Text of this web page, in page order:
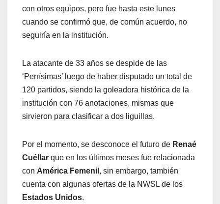
con otros equipos, pero fue hasta este lunes
cuando se confirmó que, de común acuerdo, no
seguiría en la institución.
La atacante de 33 años se despide de las
‘Perrísimas’ luego de haber disputado un total de
120 partidos, siendo la goleadora histórica de la
institución con 76 anotaciones, mismas que
sirvieron para clasificar a dos liguillas.
Por el momento, se desconoce el futuro de Renaé
Cuéllar que en los últimos meses fue relacionada
con América Femenil , sin embargo, también
cuenta con algunas ofertas de la NWSL de los
Estados Unidos.